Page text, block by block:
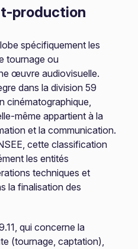
production
spécifiquement les
tournage ou
œuvre audiovisuelle.
dans la division 59
cinématographique,
même appartient à la
et la communication.
cette classification
les entités
techniques et
la finalisation des
qui concerne la
(tournage, captation),